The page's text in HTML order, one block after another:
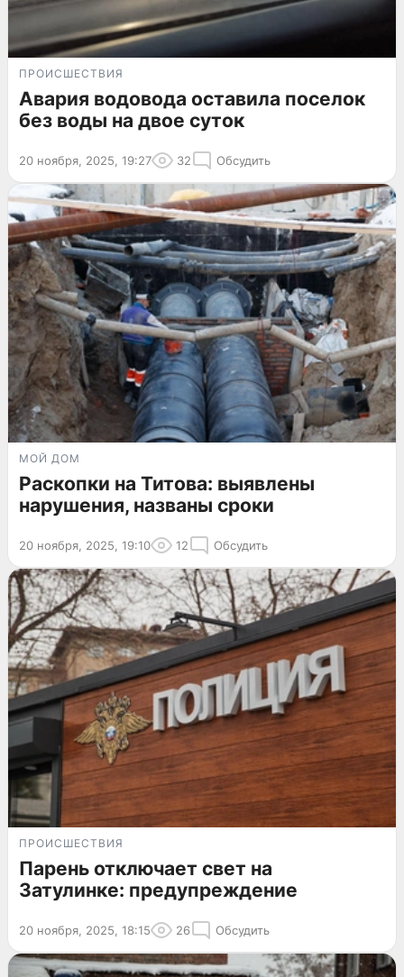
ПРОИСШЕСТВИЯ
Авария водовода оставила поселок
без воды на двое суток
20 ноября, 2025, 19:27 32 Обсудить
МОЙ ДОМ
Раскопки на Титова: выявлены
нарушения, названы сроки
20 ноября, 2025, 19:10 12 Обсудить
ПРОИСШЕСТВИЯ
Парень отключает свет на
Затулинке: предупреждение
20 ноября, 2025, 18:15 26 Обсудить